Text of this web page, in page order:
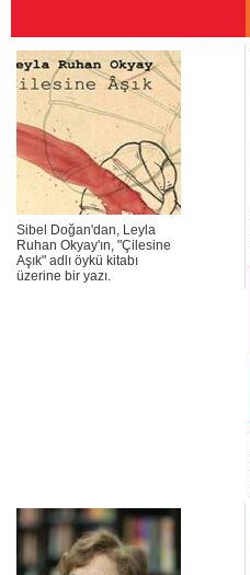
Sibel Doğan'dan, Leyla
Ruhan Okyay'ın, "Çilesine
Aşık" adlı öykü kitabı
üzerine bir yazı.